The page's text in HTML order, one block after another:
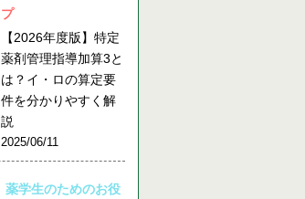
プ
【2026年度版】特定
薬剤管理指導加算3と
は？イ・ロの算定要
件を分かりやすく解
説
2025/06/11
薬学生のためのお役